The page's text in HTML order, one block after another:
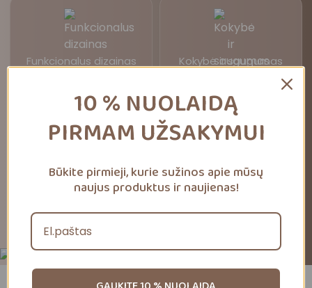
Funkcionalus dizainas Kokybė ir saugumas
10 % NUOLAIDĄ
PIRMAM UŽSAKYMUI
Būkite pirmieji, kurie sužinos apie mūsų
naujus produktus ir naujienas!